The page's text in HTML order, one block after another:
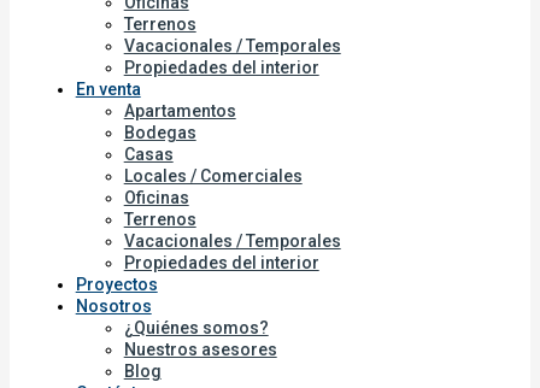
Terrenos
Vacacionales / Temporales
Propiedades del interior
En venta
Apartamentos
Bodegas
Casas
Locales / Comerciales
Oficinas
Terrenos
Vacacionales / Temporales
Propiedades del interior
Proyectos
Nosotros
¿Quiénes somos?
Nuestros asesores
Blog